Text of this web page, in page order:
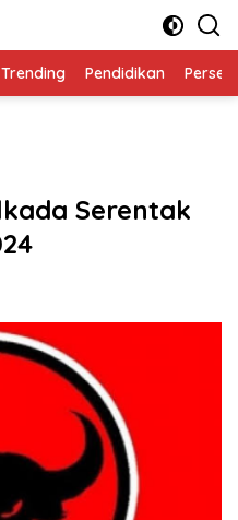
Trending Pendidikan
Serentak